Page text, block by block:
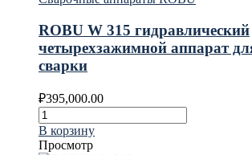
ROBU W 315 гидравлический
четырехзажимной аппарат
сварки
₽395,000.00
В корзину
Просмотр